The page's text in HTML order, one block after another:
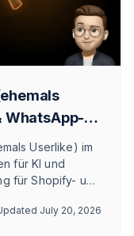
WhatsApp-
Userlike) im
für KI und
für Shopify- und
July 20, 2026